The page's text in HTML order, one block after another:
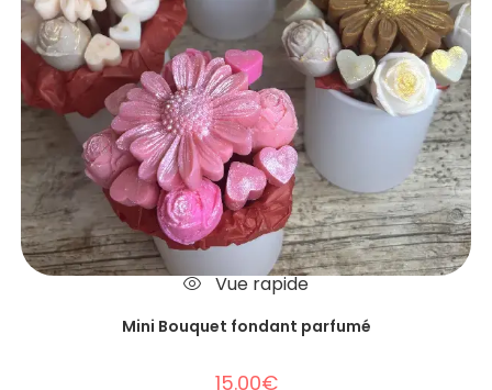
Vue rapide
Mini Bouquet fondant parfumé
15.00€